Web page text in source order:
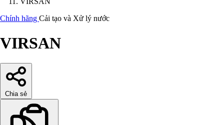
Chính hãng Cải tạo và Xử lý nước
VIRSAN
Chia sẻ